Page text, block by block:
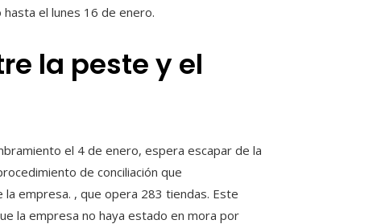
el lunes 16 de enero.
la peste y el
el 4 de enero, espera escapar de la
de conciliación que
empresa. , que opera 283 tiendas. Este
la empresa no haya estado en mora por